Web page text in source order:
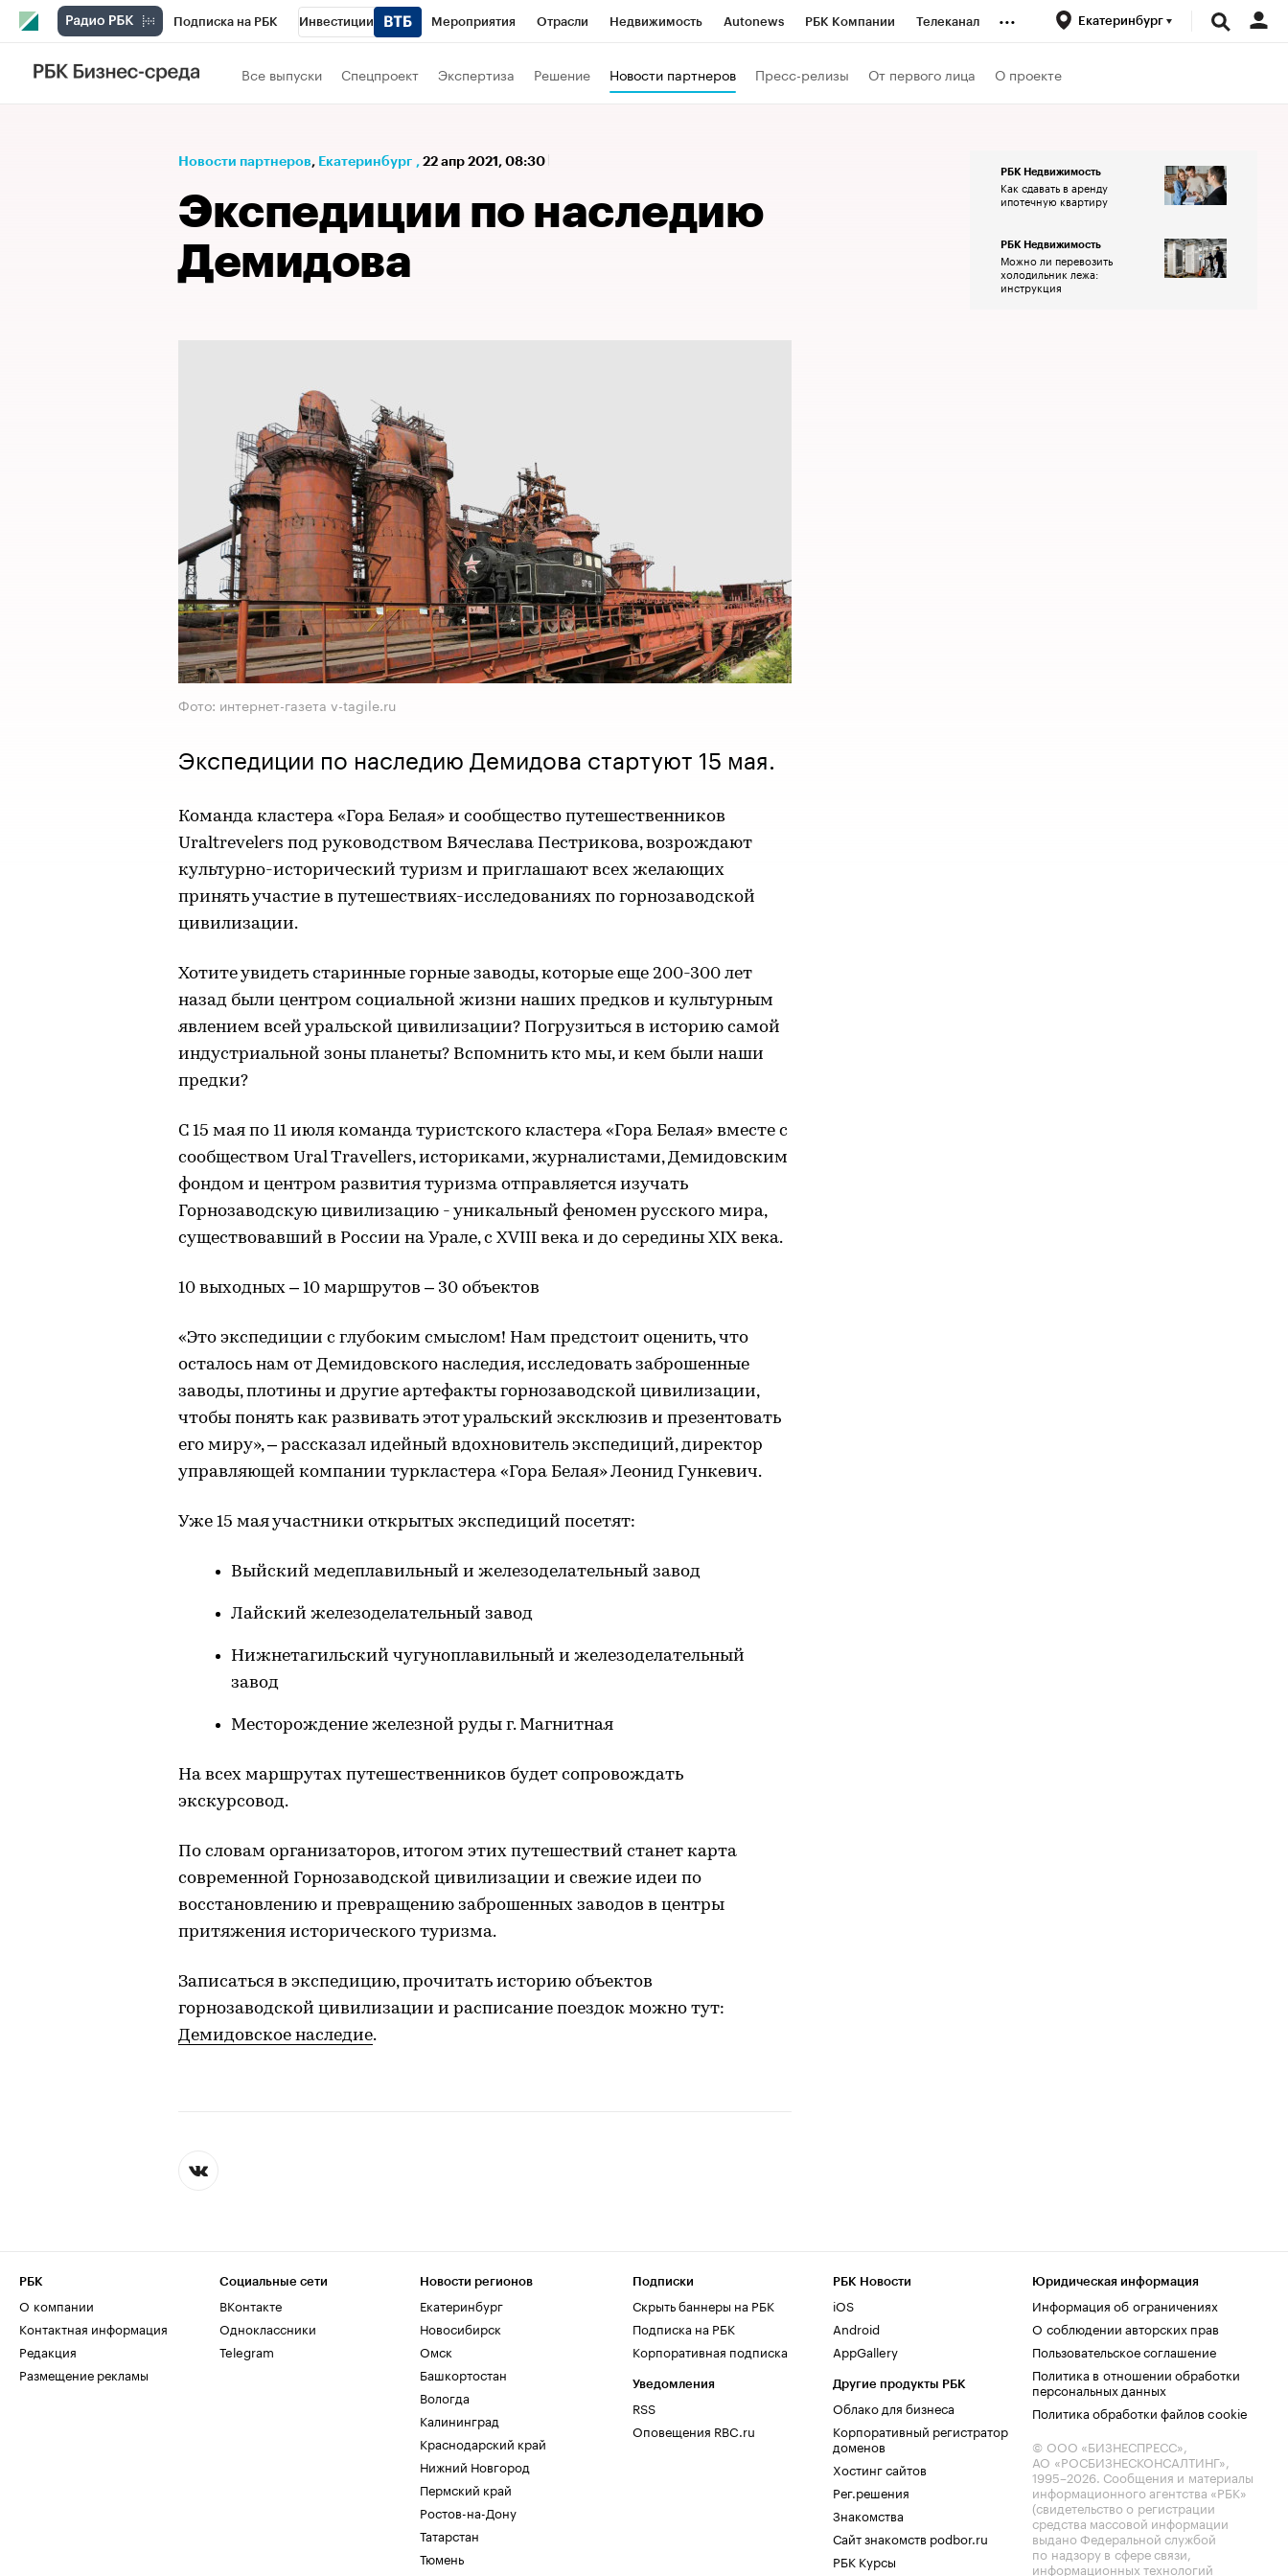
Подписка на РБК Инвестиции Мероприятия Отрасли Недвижимость Autonews РБК Компании Телеканал
РБК Вино
Проверка контрагентов
... Екатеринбург
Все выпуски Спецпроект Экспертиза Решение Новости партнеров Пресс-релизы От первого лица О проекте
Новости партнеров⁠, Екатеринбург , 22 апр 2021, 08:30
Экспедиции по наследию
Демидова
Фото: интернет-газета v-tagile.ru
Экспедиции по наследию Демидова стартуют 15 мая.
Команда кластера «Гора Белая» и сообщество путешественников
Uraltrevelers под руководством Вячеслава Пестрикова, возрождают
культурно-исторический туризм и приглашают всех желающих
принять участие в путешествиях-исследованиях по горнозаводской
цивилизации.
Хотите увидеть старинные горные заводы, которые еще 200-300 лет
назад были центром социальной жизни наших предков и культурным
явлением всей уральской цивилизации? Погрузиться в историю самой
индустриальной зоны планеты? Вспомнить кто мы, и кем были наши
предки?
С 15 мая по 11 июля команда туристского кластера «Гора Белая» вместе с
сообществом Ural Travellers, историками, журналистами, Демидовским
фондом и центром развития туризма отправляется изучать
Горнозаводскую цивилизацию - уникальный феномен русского мира,
существовавший в России на Урале, с XVIII века и до середины XIX века.
10 выходных – 10 маршрутов – 30 объектов
«Это экспедиции с глубоким смыслом! Нам предстоит оценить, что
осталось нам от Демидовского наследия, исследовать заброшенные
заводы, плотины и другие артефакты горнозаводской цивилизации,
чтобы понять как развивать этот уральский эксклюзив и презентовать
его миру», – рассказал идейный вдохновитель экспедиций, директор
управляющей компании туркластера «Гора Белая» Леонид Гункевич.
Уже 15 мая участники открытых экспедиций посетят:
Выйский медеплавильный и железоделательный завод
Лайский железоделательный завод
Нижнетагильский чугуноплавильный и железоделательный
завод
Месторождение железной руды г. Магнитная
На всех маршрутах путешественников будет сопровождать
экскурсовод.
По словам организаторов, итогом этих путешествий станет карта
современной Горнозаводской цивилизации и свежие идеи по
восстановлению и превращению заброшенных заводов в центры
притяжения исторического туризма.
Записаться в экспедицию, прочитать историю объектов
горнозаводской цивилизации и расписание поездок можно тут:
Демидовское наследие.
РБК Недвижимость
Как сдавать в аренду
ипотечную квартиру
РБК Недвижимость
Можно ли перевозить
холодильник лежа:
инструкция
РБК
О компании
Контактная информация
Редакция
Размещение рекламы
Социальные сети
ВКонтакте
Одноклассники
Telegram
Новости регионов
Екатеринбург
Новосибирск
Омск
Башкортостан
Вологда
Калининград
Краснодарский край
Нижний Новгород
Пермский край
Ростов-на-Дону
Татарстан
Тюмень
Подписки
Скрыть баннеры на РБК
Подписка на РБК
Корпоративная подписка
Уведомления
RSS
Оповещения RBC.ru
РБК Новости
iOS
Android
AppGallery
Другие продукты РБК
Облако для бизнеса
Корпоративный регистратор
доменов
Хостинг сайтов
Рег.решения
Знакомства
Сайт знакомств podbor.ru
РБК Курсы
Юридическая информация
Информация об ограничениях
О соблюдении авторских прав
Пользовательское соглашение
Политика в отношении обработки
персональных данных
Политика обработки файлов cookie
© ООО «БИЗНЕСПРЕСС»,
АО «РОСБИЗНЕСКОНСАЛТИНГ»,
1995–2026. Сообщения и материалы
информационного агентства «РБК»
(свидетельство о регистрации
средства массовой информации
выдано Федеральной службой
по надзору в сфере связи,
информационных технологий